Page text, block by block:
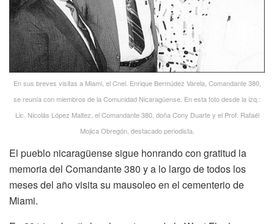
En sus breves visitas a Miami, el Cnel. Enrique Bermúdez Varela, Comandante 380,
se reunía con miembros de la Comunidad Nicaragüense. En esta foto desde la izq.:
Lic. Nicolás López Maltez, el Comandante 380, doña Cony Duarte y el Prof. Rafaél
Mojica Obregón, destacado periodista.
El pueblo nicaragüense sigue honrando con gratitud la
memoria del Comandante 380 y a lo largo de todos los
meses del año visita su mausoleo en el cementerio de
Miami.